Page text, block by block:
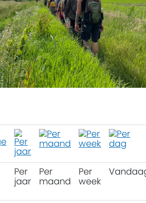
Per
jaar
Per
maand
Per
week